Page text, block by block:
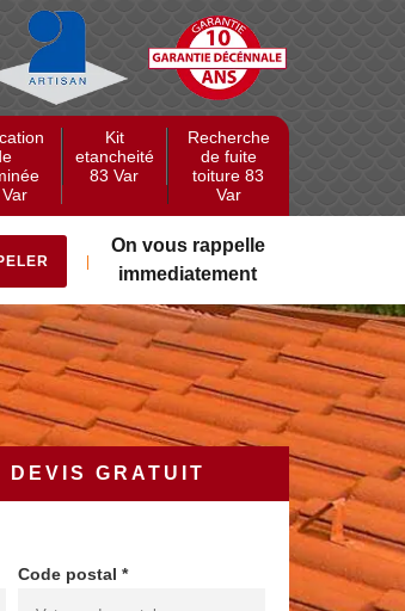
Kit
etancheité
83 Var
Recherche
de fuite
toiture 83
Var
On vous rappelle
immediatement
DEVIS GRATUIT
Code postal *